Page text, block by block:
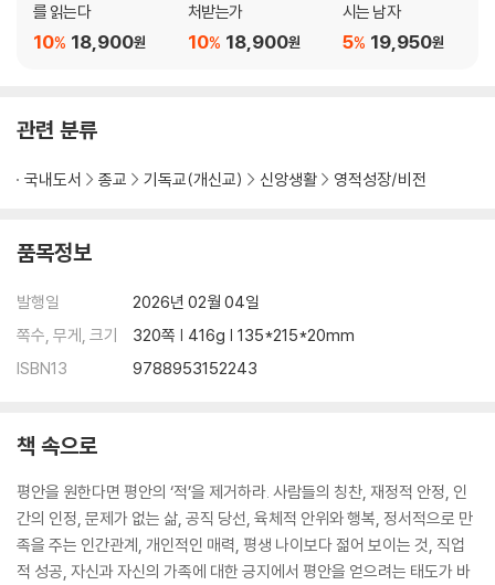
를 읽는다
18,900원
10%
처받는가
18,900원
10%
시는 남자
19,950원
5%
관련 분류
국내도서 종교 기독교(개신교) 신앙생활 영적성장/비전
품목정보
발행일
2026년 02월 04일
쪽수, 무게, 크기
320쪽 | 416g | 135*215*20mm
ISBN13
9788953152243
책 속으로
평안을 원한다면 평안의 ‘적’을 제거하라. 사람들의 칭찬, 재정적 안정, 인
간의 인정, 문제가 없는 삶, 공직 당선, 육체적 안위와 행복, 정서적으로 만
족을 주는 인간관계, 개인적인 매력, 평생 나이보다 젊어 보이는 것, 직업
적 성공, 자신과 자신의 가족에 대한 긍지에서 평안을 얻으려는 태도가 바